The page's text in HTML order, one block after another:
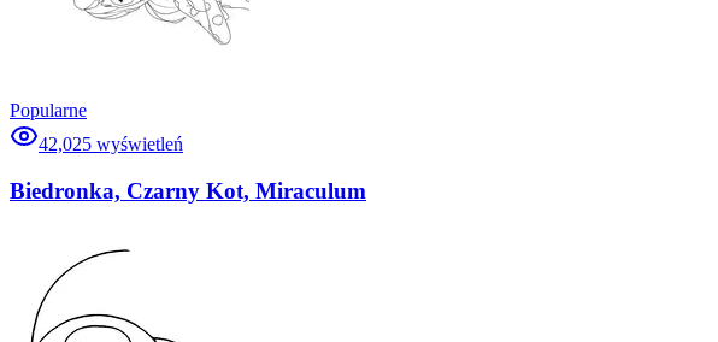
Popularne
42,025 wyświetleń
Biedronka, Czarny Kot, Miraculum